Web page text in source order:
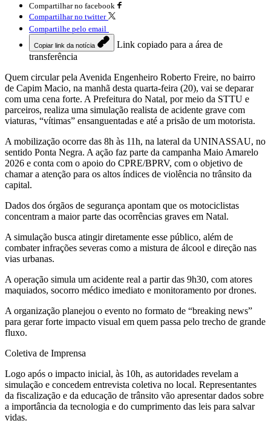
Compartilhar no facebook
Compartilhar no twitter
Compartilhe pelo email
Copiar link da notícia
Link copiado para a área de
transferência
Quem circular pela Avenida Engenheiro Roberto Freire, no bairro
de Capim Macio, na manhã desta quarta-feira (20), vai se deparar
com uma cena forte. A Prefeitura do Natal, por meio da STTU e
parceiros, realiza uma simulação realista de acidente grave com
viaturas, “vítimas” ensanguentadas e até a prisão de um motorista.
A mobilização ocorre das 8h às 11h, na lateral da UNINASSAU, no
sentido Ponta Negra. A ação faz parte da campanha Maio Amarelo
2026 e conta com o apoio do CPRE/BPRV, com o objetivo de
chamar a atenção para os altos índices de violência no trânsito da
capital.
Dados dos órgãos de segurança apontam que os motociclistas
concentram a maior parte das ocorrências graves em Natal.
A simulação busca atingir diretamente esse público, além de
combater infrações severas como a mistura de álcool e direção nas
vias urbanas.
A operação simula um acidente real a partir das 9h30, com atores
maquiados, socorro médico imediato e monitoramento por drones.
A organização planejou o evento no formato de “breaking news”
para gerar forte impacto visual em quem passa pelo trecho de grande
fluxo.
Coletiva de Imprensa
Logo após o impacto inicial, às 10h, as autoridades revelam a
simulação e concedem entrevista coletiva no local. Representantes
da fiscalização e da educação de trânsito vão apresentar dados sobre
a importância da tecnologia e do cumprimento das leis para salvar
vidas.